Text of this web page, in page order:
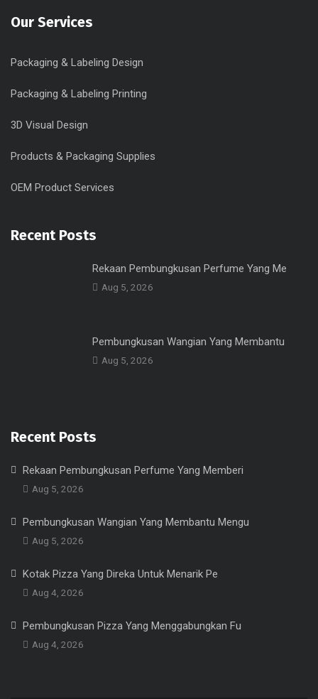
Our Services
Packaging & Labeling Design
Packaging & Labeling Printing
3D Visual Design
Products & Packaging Supplies
OEM Product Services
Recent Posts
Rekaan Pembungkusan Perfume Yang Me
Aug 5, 2026
Pembungkusan Wangian Yang Membantu
Aug 5, 2026
Recent Posts
Rekaan Pembungkusan Perfume Yang Memberi
Aug 5, 2026
Pembungkusan Wangian Yang Membantu Mengu
Aug 5, 2026
Kotak Pizza Yang Direka Untuk Menarik Pe
Aug 4, 2026
Pembungkusan Pizza Yang Menggabungkan Fu
Aug 4, 2026